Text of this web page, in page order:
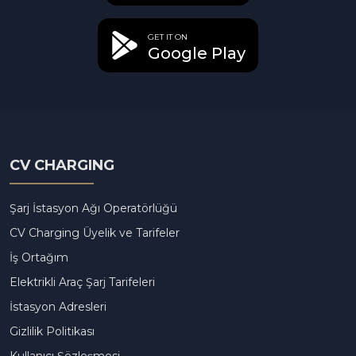
GET IT ON
Google Play
CV CHARGING
Şarj İstasyon Ağı Operatörlüğü
CV Charging Üyelik ve Tarifeler
İş Ortağım
Elektrikli Araç Şarj Tarifeleri
İstasyon Adresleri
Gizlilik Politikası